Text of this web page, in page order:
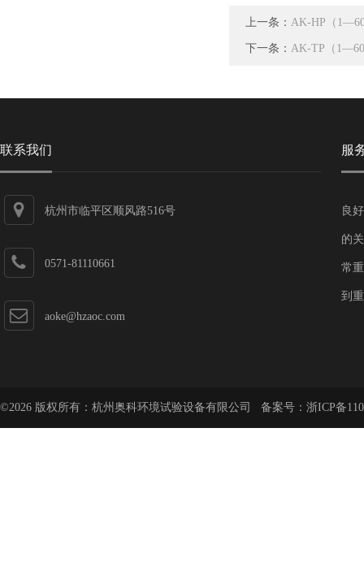
上一条： AK-HP（
下一条： AK-TP（
联系我们
杭州市临平区顺风路516号
0571-81110661
aoke@hzaoc.com
服
良
的
常
到
©2026 版权所有：杭州奥科环境试验设备有限公司 备案号： 浙ICP备